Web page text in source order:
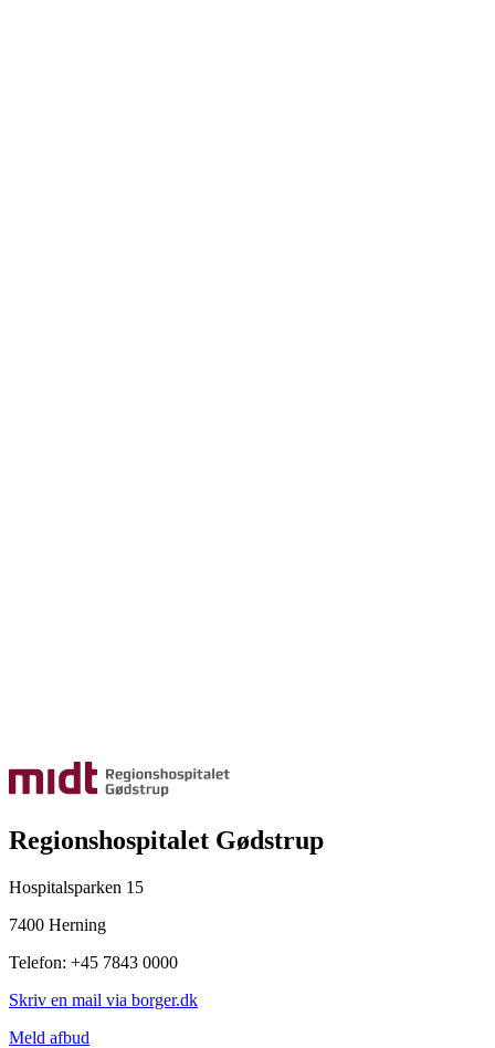
Regionshospitalet Gødstrup
Hospitalsparken 15
7400 Herning
Telefon: +45 7843 0000
Skriv en mail via borger.dk
Meld afbud